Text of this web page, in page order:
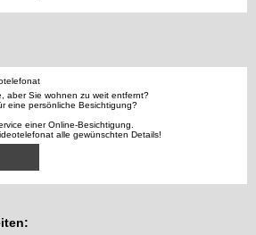
aber Sie wohnen zu weit entfernt?
eine persönliche Besichtigung?
einer Online-Besichtigung.
alle gewünschten Details!